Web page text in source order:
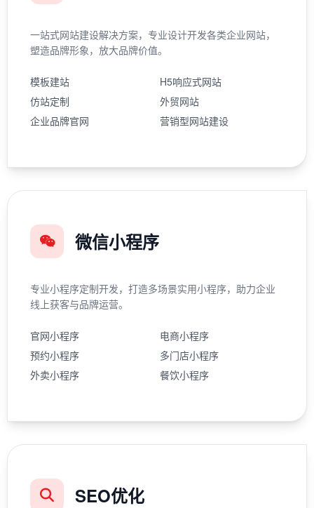
一站式网站建设解决方案，专业设计开发各类企业网站，
塑造品牌形象，放大品牌价值。
模板建站
H5响应式网站
仿站定制
外贸网站
企业品牌官网
营销型网站建设
微信小程序
专业小程序定制开发，打造多场景实用小程序，助力企业
线上获客与品牌运营。
官网小程序
电商小程序
预约小程序
多门店小程序
外卖小程序
餐饮小程序
SEO优化